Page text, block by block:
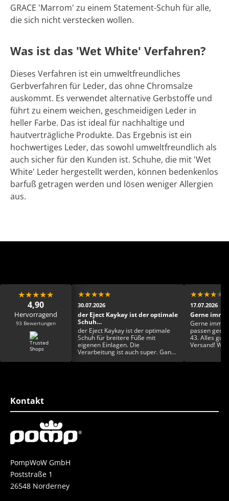
GRACE 'Marrom' zu einem Statement-Schuh für alle,
die sich nicht verstecken wollen.
Was ist das 'Wet White' Verfahren?
Dieses Verfahren ist ein umweltfreundliches
Gerbverfahren für Leder, das ohne Chromsalze
auskommt. Es verwendet alternative Gerbstoffe und
führt zu einem weichen, geschmeidigen Leder in
heller Farbe. Das ist ideal für nachhaltige und
hautverträgliche Produkte. Das Ergebnis ist ein
hochwertiges Leder, das sowohl umweltfreundlich als
auch sicher für den Kunden ist. Schuhe, die mit 'Wet
White' Leder hergestellt werden, können bedenkenlos
barfuß getragen werden und lösen weniger Allergien
aus.
★★★★★
4,90
Hervorragend
93 Bewertungen
Dankeschön 🙏🏾
Dankeschön 🙏🏾
★★★★★
30.07.2026
der Eject Kaykay ist der optimale
Schuh…
der Eject Kaykay ist der optimale
Schuh für breitere Füße mit
eigenen Einlagen. Die
Verarbeitung ist auch super. Ganz
★★★★★
17.07.2026
Gerne
Gerne
passen
43. Alles gut
Versand!
Kontakt
PompWoW GmbH
Poststraße 1
26548 Norderney